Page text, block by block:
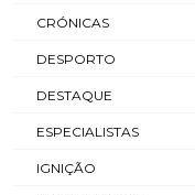
CRÓNICAS
DESPORTO
DESTAQUE
ESPECIALISTAS
IGNIÇÃO